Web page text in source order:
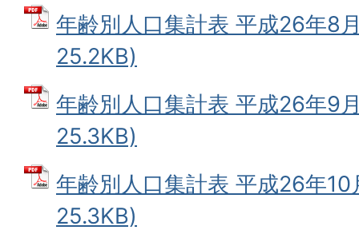
年齢別人口集計表 平成26年8
25.2KB)
年齢別人口集計表 平成26年9
25.3KB)
年齢別人口集計表 平成26年
25.3KB)